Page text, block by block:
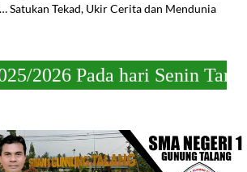
Satukan Tekad, Ukir Cerita dan Mendunia
Senin Tanggal 04